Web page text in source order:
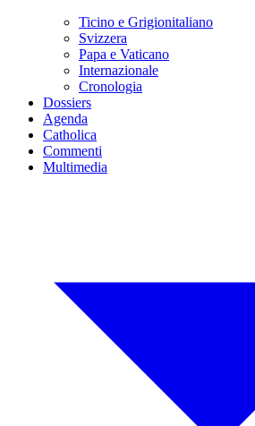
Ticino e Grigionitaliano
Svizzera
Papa e Vaticano
Internazionale
Cronologia
Dossiers
Agenda
Catholica
Commenti
Multimedia